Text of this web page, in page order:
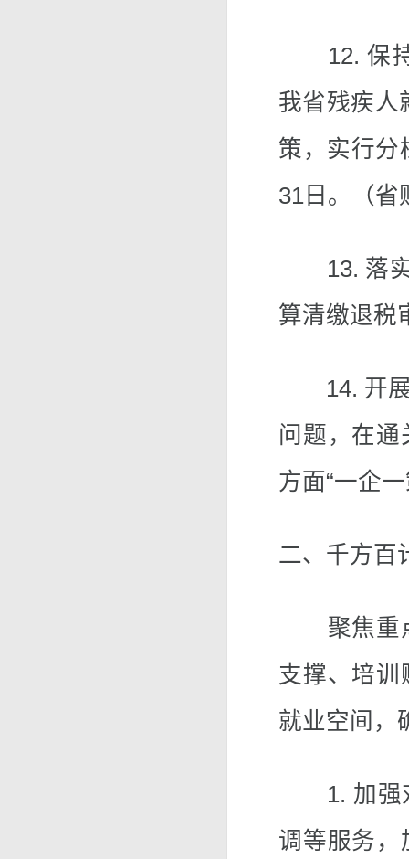
12. 保持
我省残疾人
策，实行分
31日。（省
13. 落实“
算清缴退税
14. 开展
问题，在
方面“一企
二、千方百
聚焦重点
支撑、培
就业空间，
1. 加强对
调等服务，